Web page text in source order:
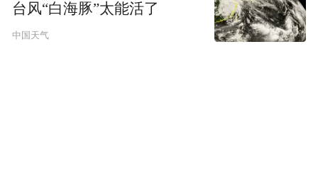
台风“白海豚”太能活了
中国天气